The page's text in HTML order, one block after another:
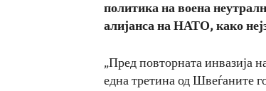
политика на воена
алијанса на НАТО, како
„Пред повторната инвазија
една третина од Швеѓаните